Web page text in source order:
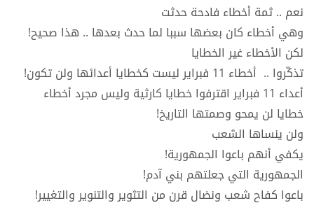
نعم .. ثمة أخطاء فادحة حدثت
وهي أخطاء كان بعضها سببا لما حدث بعدها .. هذا صحيح!
لكن الأخطاء غير الخطايا
تذكّروا .. أخطاء 11 فبراير ليست كخطايا أعدائها ولن تكون!
أعداء 11 فبراير اقترفوا خطايا كارثية وليس مجرد أخطاء
خطايا لن يمحو وصمتها التاريخ!
ولن ينساها الشعب
يكفي أنهم باعوا الجمهورية!
الجمهورية التي جعلتهم بني آدم!
باعوا كفاح شعب ونضال قرن من التثوير والتنوير والتغيير!